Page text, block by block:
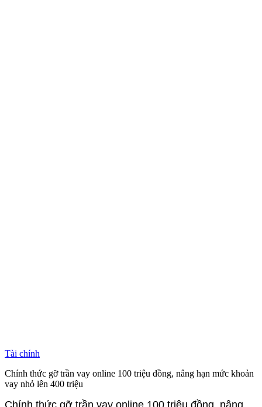
Tài chính
Chính thức gỡ trần vay online 100 triệu đồng, nâng hạn mức khoản
vay nhỏ lên 400 triệu
Chính thức gỡ trần vay online 100 triệu đồng, nâng